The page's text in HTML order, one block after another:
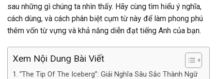
sau những gì chúng ta nhìn thấy. Hãy cùng tìm hiểu ý nghĩa,
cách dùng, và cách phân biệt cụm từ này để làm phong phú
thêm vốn từ vựng và khả năng diễn đạt tiếng Anh của bạn.
Xem Nội Dung Bài Viết
“The Tip Of The Iceberg”: Giải Nghĩa Sâu Sắc Thành Ngữ